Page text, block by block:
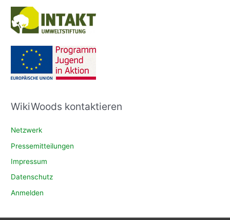
WikiWoods kontaktieren
Netzwerk
Pressemitteilungen
Impressum
Datenschutz
Anmelden